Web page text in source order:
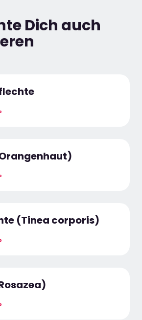
Dich auch
(Tinea corporis)